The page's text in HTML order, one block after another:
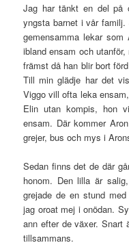
Jag har tänkt en del på
yngsta barnet i vår
gemensamma lekar
ibland ensam och
främst då han blir bort
Till min glädje har det
Viggo vill ofta leka
Elin utan kompis, hon
ensam. Där kommer
grejer, bus och mys i
Sedan finns det de där
honom. Den lilla är
grejade de en stund
jag oroat mej i onödan.
ann efter de växer. Snart
tillsammans.